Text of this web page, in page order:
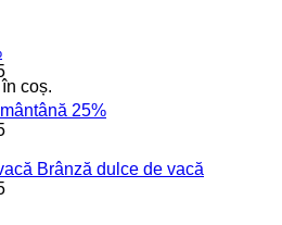
coș.
25%
Brânză dulce de vacă